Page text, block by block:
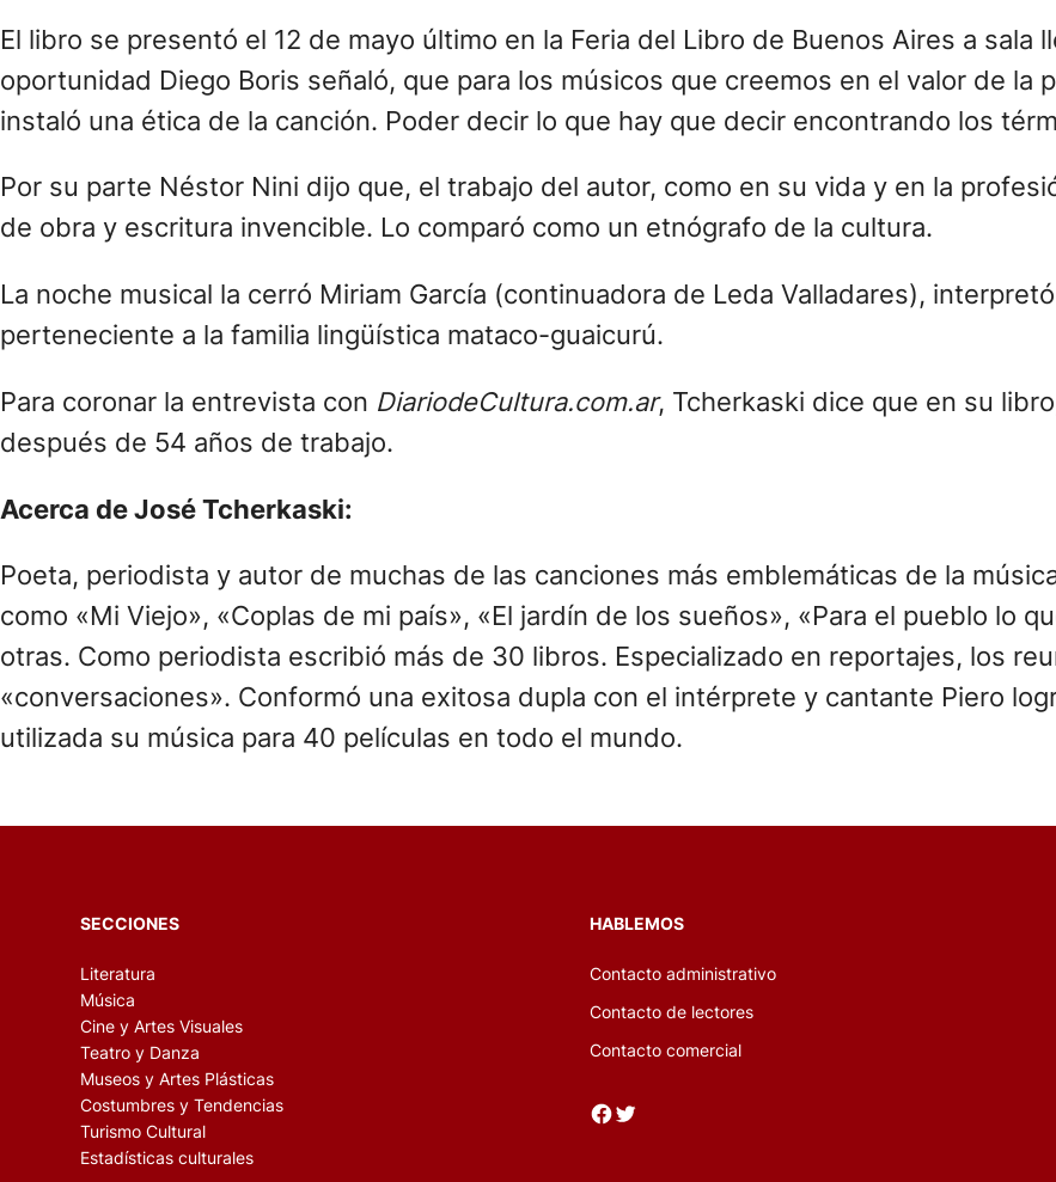
El libro se presentó el 12 de mayo último en la Feria del Libro de Buenos Aires a sala
oportunidad Diego Boris señaló, que para los músicos que creemos en el valor de la
instaló una ética de la canción. Poder decir lo que hay que decir encontrando los
Por su parte Néstor Nini dijo que, el trabajo del autor, como en su vida y en la
de obra y escritura invencible. Lo comparó como un etnógrafo de la cultura.
La noche musical la cerró Miriam García (continuadora de Leda Valladares),
perteneciente a la familia lingüística mataco-guaicurú.
Para coronar la entrevista con DiariodeCultura.com.ar, Tcherkaski dice que en su
después de 54 años de trabajo.
Acerca de José Tcherkaski:
Poeta, periodista y autor de muchas de las canciones más emblemáticas de la
como «Mi Viejo», «Coplas de mi país», «El jardín de los sueños», «Para el pueblo lo
otras. Como periodista escribió más de 30 libros. Especializado en reportajes, los
«conversaciones». Conformó una exitosa dupla con el intérprete y cantante Piero
utilizada su música para 40 películas en todo el mundo.
SECCIONES
Literatura
Música
Cine y Artes Visuales
Teatro y Danza
Museos y Artes Plásticas
Costumbres y Tendencias
Turismo Cultural
Estadísticas culturales
HABLEMOS
Contacto administrativo
Contacto de lectores
Contacto comercial
Facebook Twitter